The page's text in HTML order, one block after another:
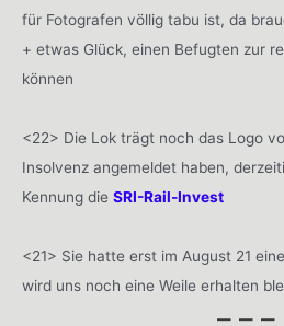
für Fotografen völlig tabu ist, da
+ etwas Glück, einen Befugten zur
können
<22> Die Lok trägt noch das Logo
Insolvenz angemeldet haben,
Kennung die SRI-Rail-Invest
<21> Sie hatte erst im August 21
wird uns noch eine Weile erhalten
– – –